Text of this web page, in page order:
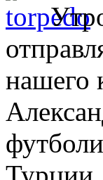
нашего